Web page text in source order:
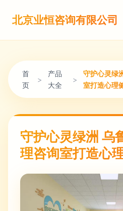
北京业恒咨询有限公司
首
页
>
产品
大全
>
守护心灵绿
室打造心理
守护心灵绿洲 乌
理咨询室打造心